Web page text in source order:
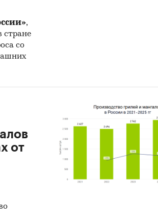
используется официальная
статистики
служба
служба
BusinesStat:
маслин и
,
стране
со
от